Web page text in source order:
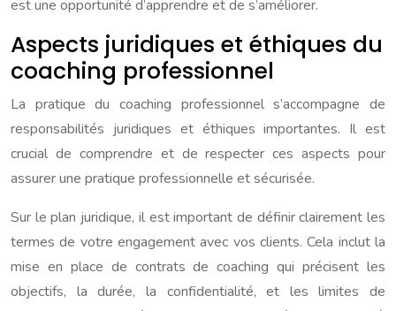
est une opportunité d’apprendre et de s’améliorer.
Aspects juridiques et éthiques du
coaching professionnel
La pratique du coaching professionnel s’accompagne de
responsabilités juridiques et éthiques importantes. Il est
crucial de comprendre et de respecter ces aspects pour
assurer une pratique professionnelle et sécurisée.
Sur le plan juridique, il est important de définir clairement les
termes de votre engagement avec vos clients. Cela inclut la
mise en place de contrats de coaching qui précisent les
objectifs, la durée, la confidentialité, et les limites de